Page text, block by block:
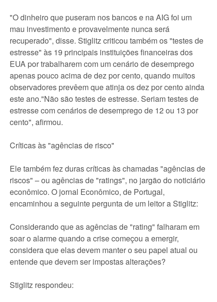
"O dinheiro que puseram nos bancos e na AIG foi um
mau investimento e provavelmente nunca será
recuperado", disse. Stiglitz criticou também os "testes de
estresse" às 19 principais instituições financeiras dos
EUA por trabalharem com um cenário de desemprego
apenas pouco acima de dez por cento, quando muitos
observadores prevêem que atinja os dez por cento ainda
este ano."Não são testes de estresse. Seriam testes de
estresse com cenários de desemprego de 12 ou 13 por
cento", afirmou.
Críticas às "agências de risco"
Ele também fez duras críticas às chamadas "agências de
riscos" – ou agências de "ratings", no jargão do noticiário
econômico. O jornal Econômico, de Portugal,
encaminhou a seguinte pergunta de um leitor a Stiglitz:
Considerando que as agências de "rating" falharam em
soar o alarme quando a crise começou a emergir,
considera que elas devem manter o seu papel atual ou
entende que devem ser impostas alterações?
Stiglitz respondeu: